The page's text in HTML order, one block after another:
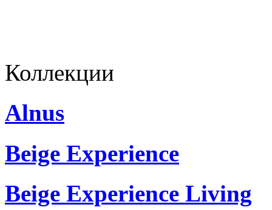
Коллекции
Alnus
Beige Experience
Beige Experience Living